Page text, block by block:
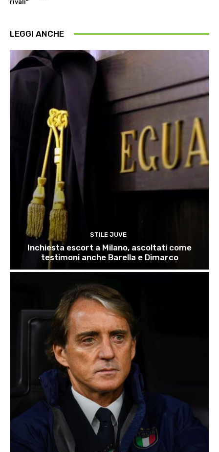
rivali”
LEGGI ANCHE
STILE JUVE
Inchiesta escort a Milano, ascoltati come
testimoni anche Barella e Dimarco